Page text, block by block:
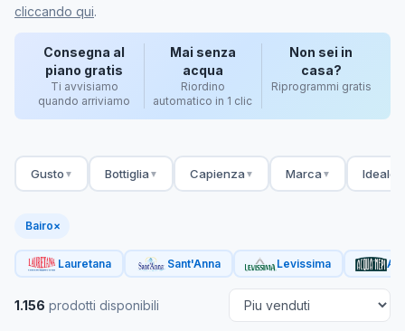
cliccando qui.
Consegna al
piano gratis
Ti avvisiamo
quando arriviamo
Mai senza
acqua
Riordino
automatico in 1 clic
Non sei in
casa?
Riprogrammi gratis
Gusto ▼ Bottiglia ▼ Capienza ▼ Marca ▼ Ideale
Bairo×
Lauretana Sant'Anna Levissima
1.156 prodotti disponibili